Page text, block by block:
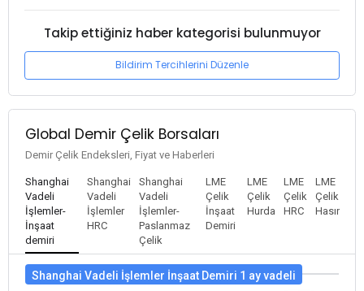
Takip ettiğiniz haber kategorisi bulunmuyor
Bildirim Tercihlerini Düzenle
Global Demir Çelik Borsaları
Demir Çelik Endeksleri, Fiyat ve Haberleri
Shanghai
Vadeli
İşlemler-
İnşaat
demiri
Shanghai
Vadeli
İşlemler
HRC
Shanghai
Vadeli
İşlemler-
Paslanmaz
Çelik
LME
Çelik
İnşaat
Demiri
LME
Çelik
Hurda
LME
Çelik
HRC
LME
Çelik
Hasır
Shanghai Vadeli İşlemler İnşaat Demiri 1 ay vadeli